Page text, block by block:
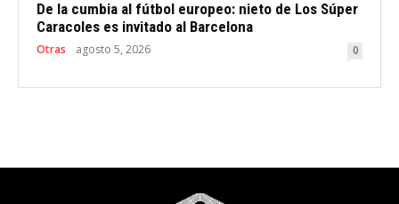
De la cumbia al fútbol europeo: nieto de Los Súper
Caracoles es invitado al Barcelona
Otras agosto 5, 2026 0